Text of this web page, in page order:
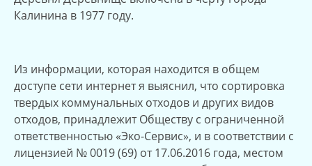
Калинина в 1977 году.
Из информации, которая находится в общем
доступе сети интернет я выяснил, что сортировка
твердых коммунальных отходов и других видов
отходов, принадлежит Обществу с ограниченной
ответственностью «Эко-Сервис», и в соответствии с
лицензией № 0019 (69) от 17.06.2016 года, местом